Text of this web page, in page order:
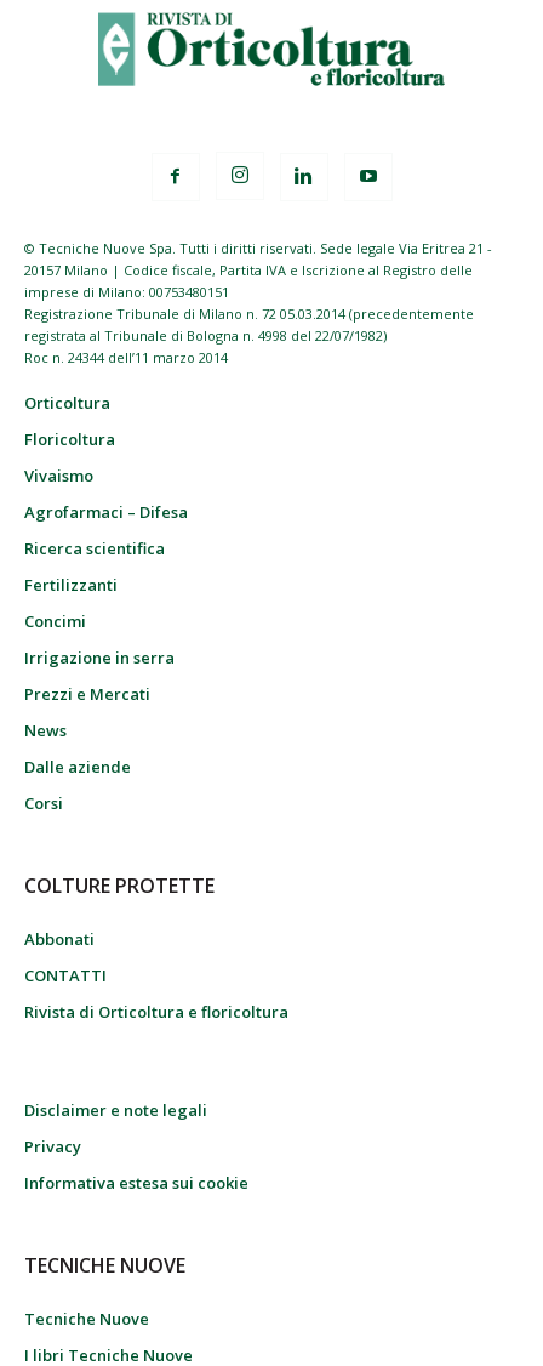
© Tecniche Nuove Spa. Tutti i diritti riservati. Sede legale Via Eritrea 21 -
20157 Milano | Codice fiscale, Partita IVA e Iscrizione al Registro delle
imprese di Milano: 00753480151
Registrazione Tribunale di Milano n. 72 05.03.2014 (precedentemente
registrata al Tribunale di Bologna n. 4998 del 22/07/1982)
Roc n. 24344 dell’11 marzo 2014
Orticoltura
Floricoltura
Vivaismo
Agrofarmaci – Difesa
Ricerca scientifica
Fertilizzanti
Concimi
Irrigazione in serra
Prezzi e Mercati
News
Dalle aziende
Corsi
COLTURE PROTETTE
Abbonati
CONTATTI
Rivista di Orticoltura e floricoltura
Disclaimer e note legali
Privacy
Informativa estesa sui cookie
TECNICHE NUOVE
Tecniche Nuove
I libri Tecniche Nuove